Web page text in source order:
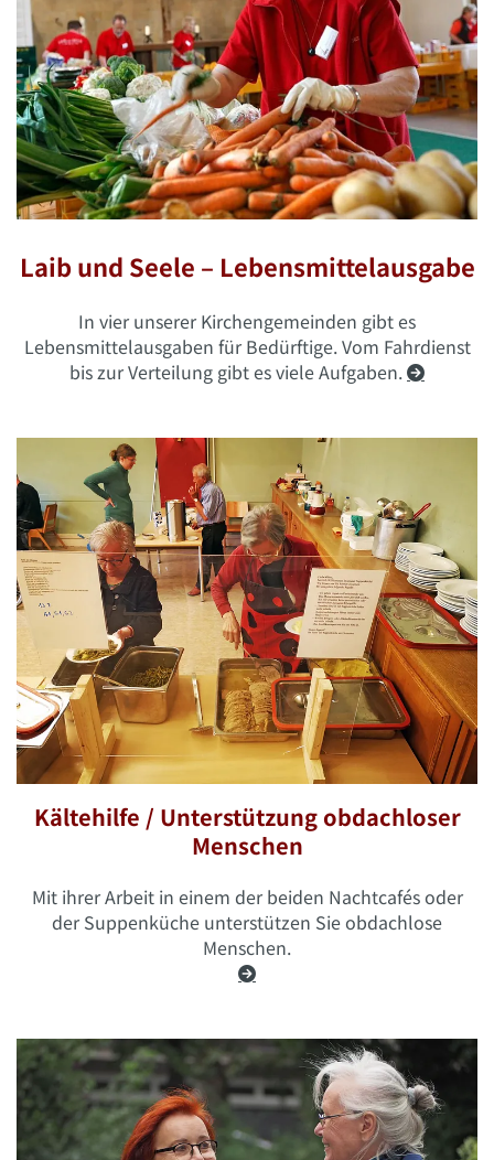
Laib und Seele – Lebensmittelausgabe
In vier unserer Kirchengemeinden gibt es
Lebensmittelausgaben für Bedürftige. Vom Fahrdienst
bis zur Verteilung gibt es viele Aufgaben. 
Kältehilfe / Unterstützung obdachloser
Menschen
Mit ihrer Arbeit in einem der beiden Nachtcafés oder
der Suppenküche unterstützen Sie obdachlose
Menschen.
